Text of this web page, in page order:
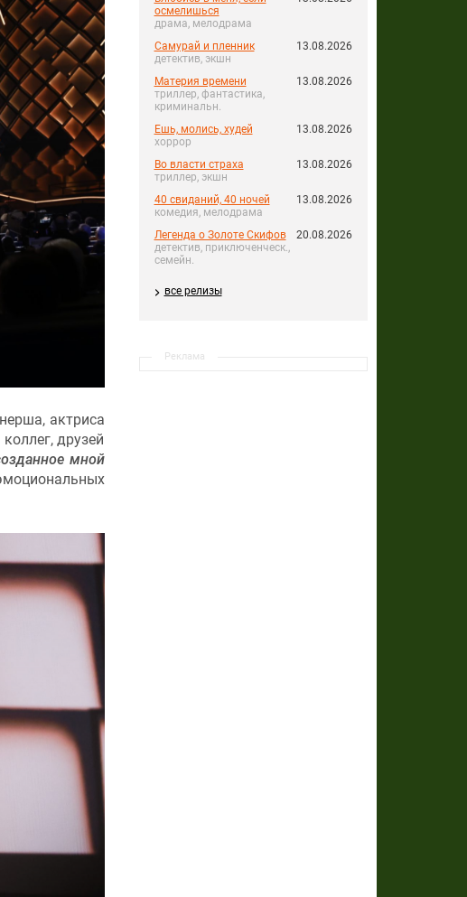
осмелишься
драма, мелодрама
Самурай и пленник
детектив, экшн
13.08.2026
Материя времени
триллер, фантастика,
криминальн.
13.08.2026
Ешь, молись, худей
хоррор
13.08.2026
Во власти страха
триллер, экшн
13.08.2026
40 свиданий, 40 ночей
комедия, мелодрама
13.08.2026
Легенда о Золоте Скифов
детектив, приключенческ.,
семейн.
20.08.2026
все релизы
Реклама
актриса
друзей
мной